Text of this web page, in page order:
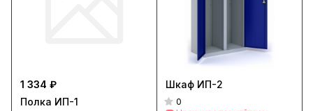
1 334 ₽
Полка ИП-1
Шкаф ИП-2
0